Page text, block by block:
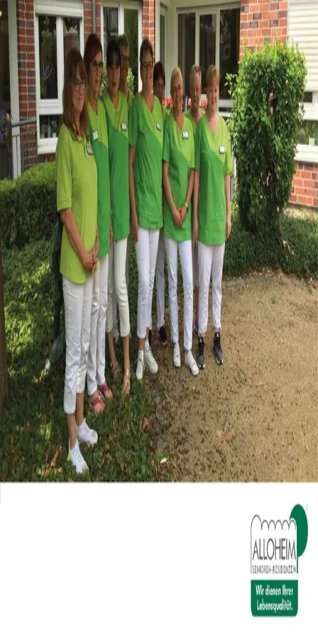
Über uns
Herzlich willkommen bei Alloheim mobil "Salzgitter"! Unser
ambulanter Pflegedienst betreut und versorgt derzeit 50
Patient:innen aus dem betreuten Wohnen vor Ort. Dabei fahren wir
jeweils drei Früh- und zwei Spättouren. Wir sind ein stabiles Team
aus 11 tollen Mitarbeitenden, die sich sehr über Zuwachs freuen
würden. Werde also jetzt Teil unseres Teams - wir freuen uns!
Einblickein unsere Einrichtung
Unserteam